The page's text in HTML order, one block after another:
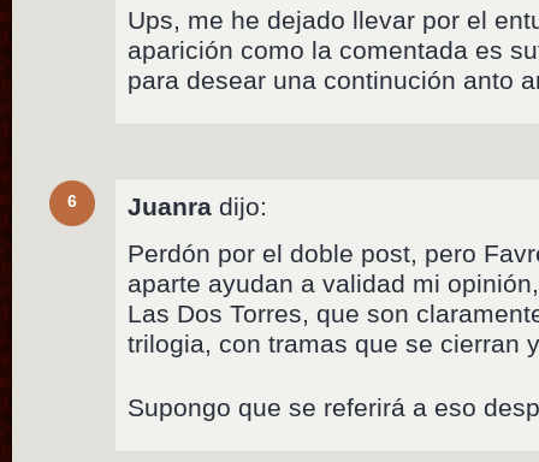
Ups, me he dejado llevar por el
aparición como la comentada es
para desear una continución anto
6 Juanra dijo:
Perdón por el doble post, pero
aparte ayudan a validad mi
Las Dos Torres, que son
trilogia, con tramas que se cierran
Supongo que se referirá a eso